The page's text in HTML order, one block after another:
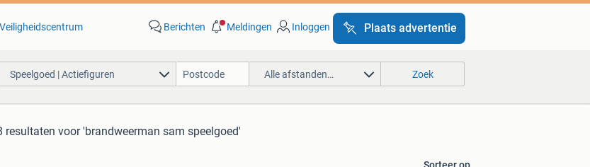
Veiligheidscentrum Berichten Meldingen Inloggen Plaats advertentie
Speelgoed | Actiefiguren Alle afstanden… Zoek
resultaten voor 'brandweerman sam speelgoed'